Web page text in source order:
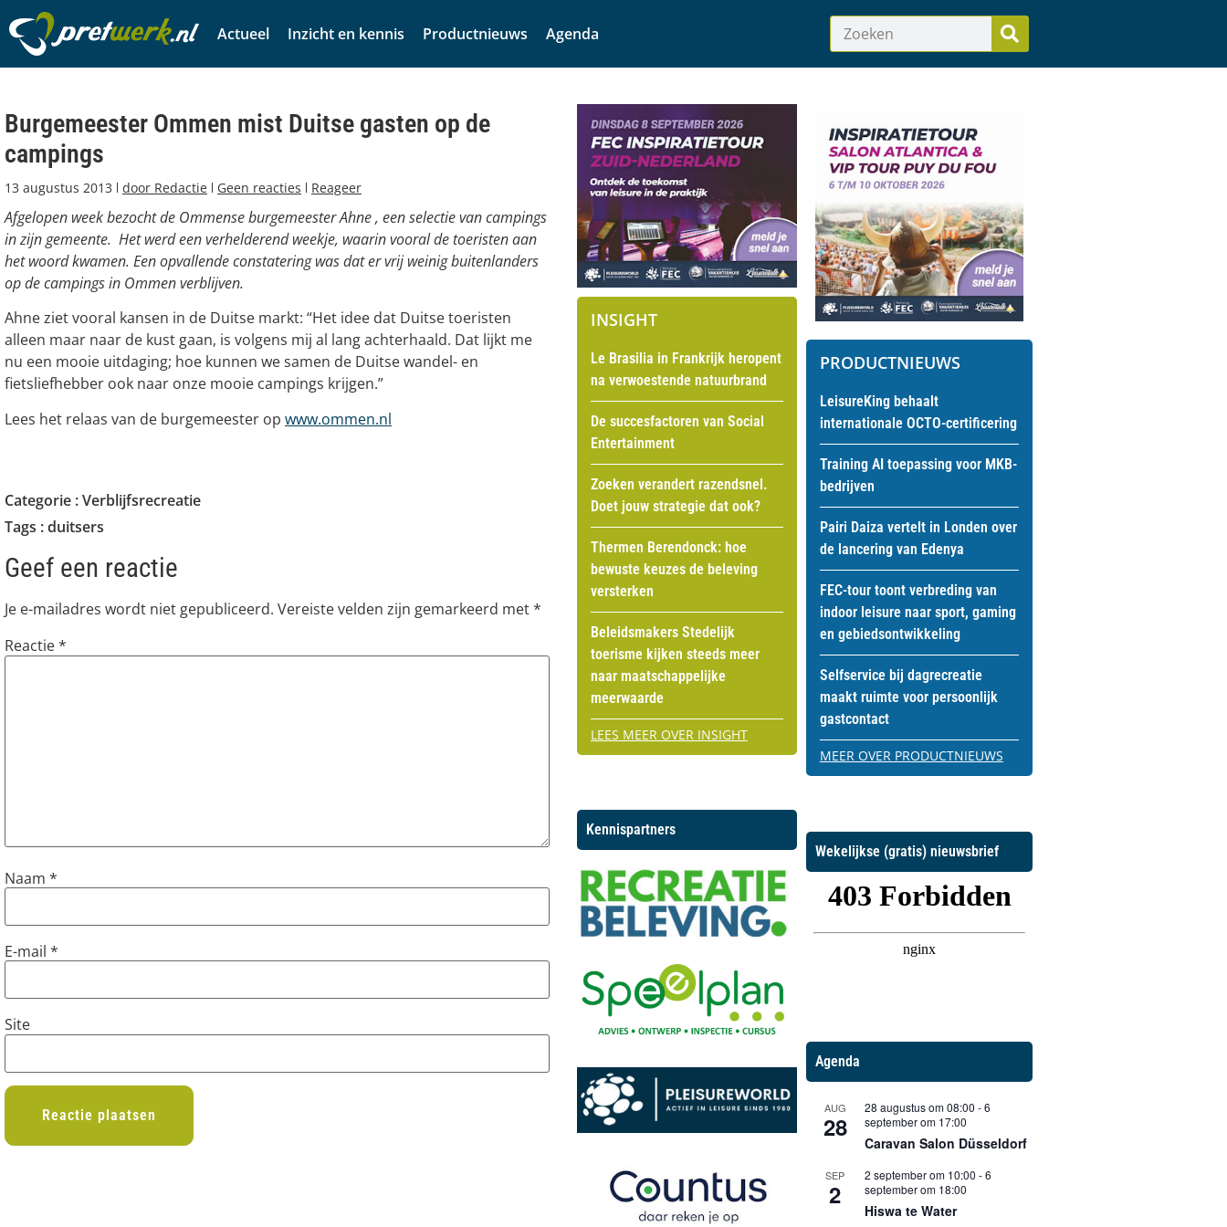
Actueel Inzicht en kennis Productnieuws Agenda
Burgemeester Ommen mist Duitse gasten op de
campings
13 augustus 2013 door Redactie Geen reacties Reageer
Afgelopen week bezocht de Ommense burgemeester Ahne , een selectie van campings
in zijn gemeente. Het werd een verhelderend weekje, waarin vooral de toeristen aan
het woord kwamen. Een opvallende constatering was dat er vrij weinig buitenlanders
op de campings in Ommen verblijven.
Ahne ziet vooral kansen in de Duitse markt: “Het idee dat Duitse toeristen
alleen maar naar de kust gaan, is volgens mij al lang achterhaald. Dat lijkt me
nu een mooie uitdaging; hoe kunnen we samen de Duitse wandel- en
fietsliefhebber ook naar onze mooie campings krijgen.”
Lees het relaas van de burgemeester op www.ommen.nl
Categorie :Verblijfsrecreatie
Tags :duitsers
Geef een reactie
Je e-mailadres wordt niet gepubliceerd. Vereiste velden zijn gemarkeerd met*
Reactie*
Naam *
E-mail *
Site
INSIGHT
Le Brasilia in Frankrijk heropent
na verwoestende natuurbrand
De succesfactoren van Social
Entertainment
Zoeken verandert razendsnel.
Doet jouw strategie dat ook?
Thermen Berendonck: hoe
bewuste keuzes de beleving
versterken
Beleidsmakers Stedelijk
toerisme kijken steeds meer
naar maatschappelijke
meerwaarde
LEES MEER OVER INSIGHT
Kennispartners
PRODUCTNIEUWS
LeisureKing behaalt
internationale OCTO-certificering
Training AI toepassing voor MKB-
bedrijven
Pairi Daiza vertelt in Londen over
de lancering van Edenya
FEC-tour toont verbreding van
indoor leisure naar sport, gaming
en gebiedsontwikkeling
Selfservice bij dagrecreatie
maakt ruimte voor persoonlijk
gastcontact
MEER OVER PRODUCTNIEUWS
Wekelijkse (gratis) nieuwsbrief
Agenda
AUG
28
28 augustus om 08:00 -6
september om 17:00
Caravan Salon Düsseldorf
SEP
2
2 september om 10:00 -6
september om 18:00
Hiswa te Water